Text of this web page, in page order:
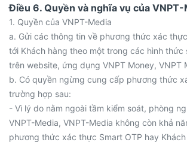
Điều 6. Quyền và nghĩa vụ của VNPT-
1. Quyền của VNPT-Media
a. Gửi các thông tin về phương thức xác
tới Khách hàng theo một trong các hình thức
trên website, ứng dụng VNPT Money, VNPT
b. Có quyền ngừng cung cấp phương thức
trường hợp sau:
- Vì lý do nằm ngoài tầm kiểm soát, phòng
VNPT-Media, VNPT-Media không còn khả
phương thức xác thực Smart OTP hay